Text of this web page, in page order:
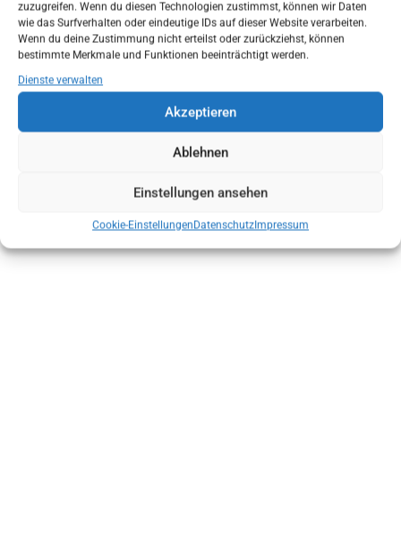
zuzugreifen. Wenn du diesen Technologien zustimmst, können wir Daten
wie das Surfverhalten oder eindeutige IDs auf dieser Website verarbeiten.
Wenn du deine Zustimmung nicht erteilst oder zurückziehst, können
bestimmte Merkmale und Funktionen beeinträchtigt werden.
Dienste verwalten
Akzeptieren
Ablehnen
Einstellungen ansehen
Cookie-EinstellungenDatenschutzImpressum